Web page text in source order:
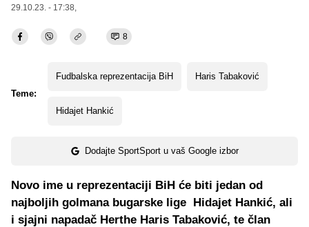
29.10.23. - 17:38,
8
Teme:
Fudbalska reprezentacija BiH Haris Tabaković
Hidajet Hankić
Dodajte SportSport u vaš Google izbor
Novo ime u reprezentaciji BiH će biti jedan od
najboljih golmana bugarske lige Hidajet Hankić, ali
i sjajni napadač Herthe Haris Tabaković, te član